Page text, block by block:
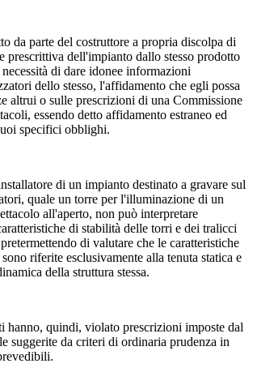
da parte del costruttore a propria discolpa di
prescrittiva dell'impianto dallo stesso prodotto
di dare idonee informazioni
dello stesso, l'affidamento che egli possa
altrui o sulle prescrizioni di una Commissione
essendo detto affidamento estraneo ed
specifici obblighi.
di un impianto destinato a gravare sul
quale un torre per l'illuminazione di un
all'aperto, non può interpretare
di stabilità delle torri e dei tralicci
di valutare che le caratteristiche
riferite esclusivamente alla tenuta statica e
della struttura stessa.
hanno, quindi, violato prescrizioni imposte dal
suggerite da criteri di ordinaria prudenza in